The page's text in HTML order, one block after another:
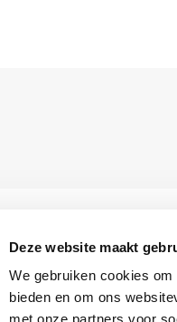
Deze website maakt
We gebruiken cookies
bieden en om ons
Bezorging